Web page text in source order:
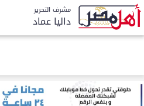
مشرف التحرير
داليا عماد